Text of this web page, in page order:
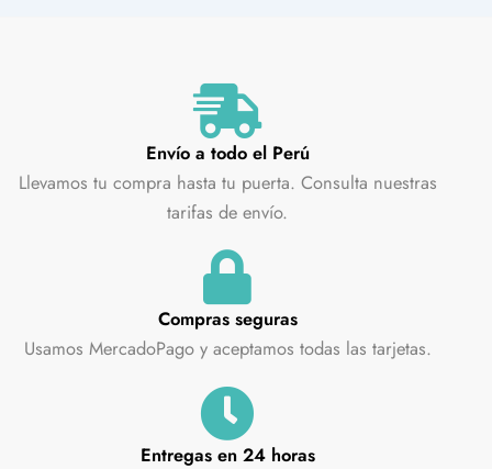
Envío a todo el Perú
Llevamos tu compra hasta tu puerta. Consulta nuestras
tarifas de envío.
Compras seguras
Usamos MercadoPago y aceptamos todas las tarjetas.
Entregas en 24 horas